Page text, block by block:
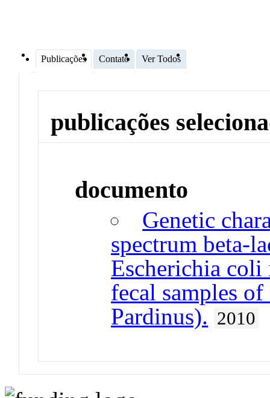
Publicações Contato Ver Todos
publicações
documento
Genetic
spectrum beta-
Escherichia coli
fecal samples
Pardinus). 2010